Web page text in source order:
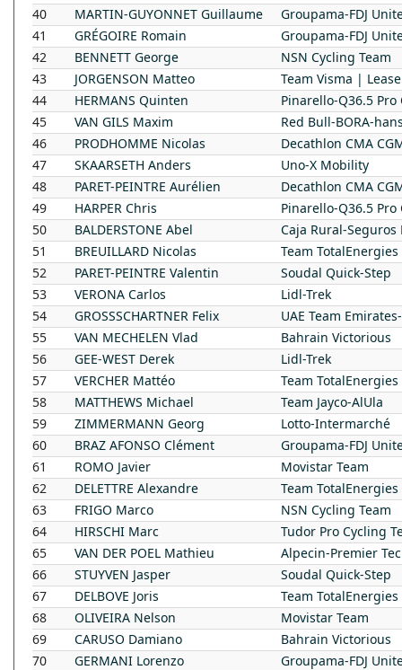
40
MARTIN-GUYONNET Guillaume
Groupama-FDJ
41
GRÉGOIRE Romain
Groupama-FDJ
42
BENNETT George
NSN Cycling Team
43
JORGENSON Matteo
Team Visma |
44
HERMANS Quinten
Pinarello-Q36.5 Pro
45
VAN GILS Maxim
Red Bull-BORA-
46
PRODHOMME Nicolas
Decathlon CMA
47
SKAARSETH Anders
Uno-X Mobility
48
PARET-PEINTRE Aurélien
Decathlon CMA
49
HARPER Chris
Pinarello-Q36.5 Pro
50
BALDERSTONE Abel
Caja Rural-Seguros
51
BREUILLARD Nicolas
Team TotalEnergies
52
PARET-PEINTRE Valentin
Soudal Quick-Step
53
VERONA Carlos
Lidl-Trek
54
GROSSSCHARTNER Felix
UAE Team
55
VAN MECHELEN Vlad
Bahrain Victorious
56
GEE-WEST Derek
Lidl-Trek
57
VERCHER Mattéo
Team TotalEnergies
58
MATTHEWS Michael
Team Jayco-AlUla
59
ZIMMERMANN Georg
Lotto-Intermarché
60
BRAZ AFONSO Clément
Groupama-FDJ
61
ROMO Javier
Movistar Team
62
DELETTRE Alexandre
Team TotalEnergies
63
FRIGO Marco
NSN Cycling Team
64
HIRSCHI Marc
Tudor Pro Cycling
65
VAN DER POEL Mathieu
Alpecin-Premier
66
STUYVEN Jasper
Soudal Quick-Step
67
DELBOVE Joris
Team TotalEnergies
68
OLIVEIRA Nelson
Movistar Team
69
CARUSO Damiano
Bahrain Victorious
70
GERMANI Lorenzo
Groupama-FDJ